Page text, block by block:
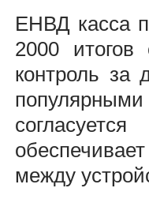
ЕНВД касса
2000
контроль
между